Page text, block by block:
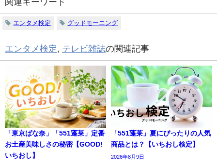
関連キーワード
エンタメ検定 グッドモーニング
エンタメ検定, テレビ雑誌の関連記事
「東京ばな奈」「551蓬莱」定番
お土産美味しさの秘密【GOOD!
いちおし】
「551蓬莱」夏にぴったりの人気
商品とは？【いちおし検定】
2026年8月9日